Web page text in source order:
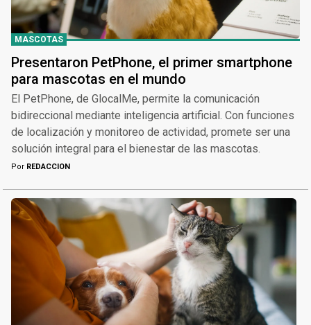
MASCOTAS
Presentaron PetPhone, el primer smartphone
para mascotas en el mundo
El PetPhone, de GlocalMe, permite la comunicación
bidireccional mediante inteligencia artificial. Con funciones
de localización y monitoreo de actividad, promete ser una
solución integral para el bienestar de las mascotas.
Por REDACCION